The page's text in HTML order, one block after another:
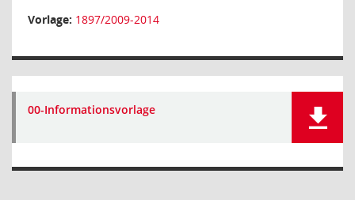
Vorlage: 1897/2009-2014
00-Informationsvorlage